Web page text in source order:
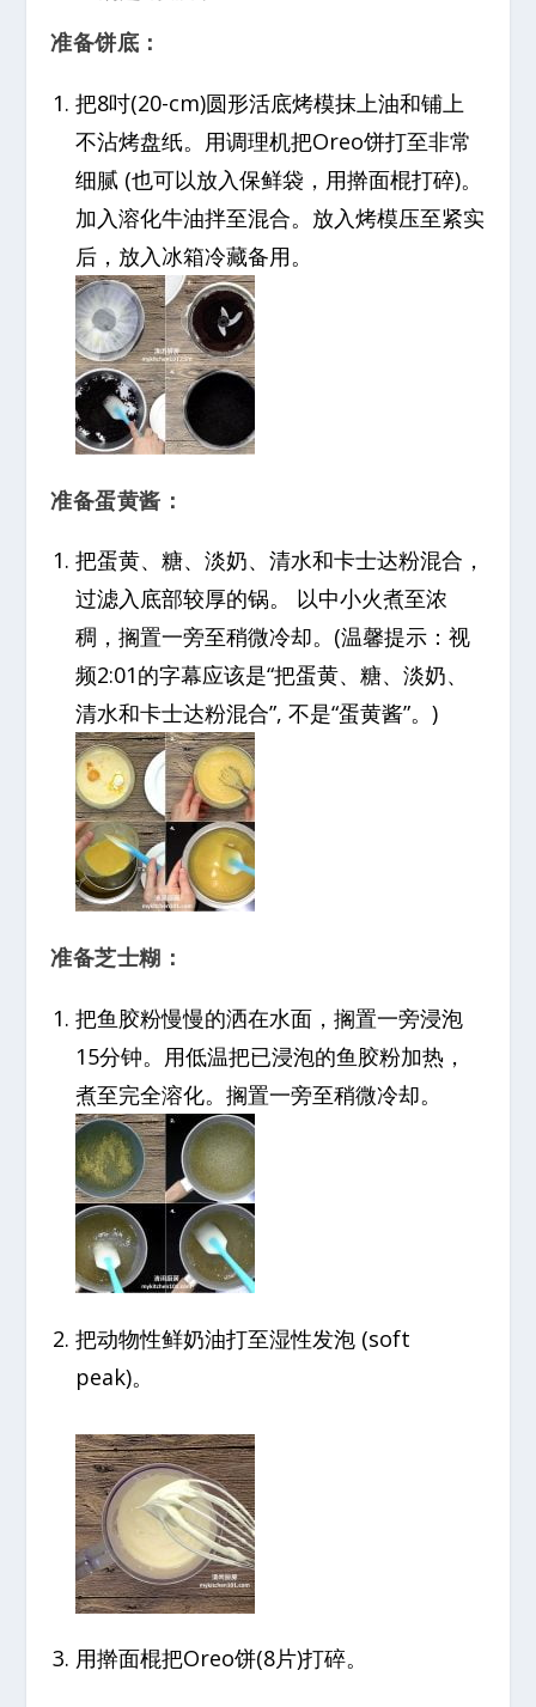
准备饼底：
把8吋(20-cm)圆形活底烤模抹上油和铺上
不沾烤盘纸。用调理机把Oreo饼打至非常
细腻 (也可以放入保鲜袋，用擀面棍打碎)。
加入溶化牛油拌至混合。放入烤模压至紧实
后，放入冰箱冷藏备用。
准备蛋黄酱：
把蛋黄、糖、淡奶、清水和卡士达粉混合，
过滤入底部较厚的锅。 以中小火煮至浓
稠，搁置一旁至稍微冷却。(温馨提示：视
频2:01的字幕应该是“把蛋黄、糖、淡奶、
清水和卡士达粉混合”, 不是“蛋黄酱”。)
准备芝士糊：
把鱼胶粉慢慢的洒在水面，搁置一旁浸泡
15分钟。用低温把已浸泡的鱼胶粉加热，
煮至完全溶化。搁置一旁至稍微冷却。
把动物性鲜奶油打至湿性发泡 (soft
peak)。
用擀面棍把Oreo饼(8片)打碎。